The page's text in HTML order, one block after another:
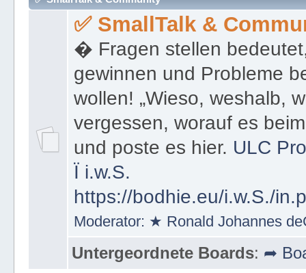
✅ SmallTalk & Community
✅ SmallTalk &
� Fragen stellen
gewinnen und Probleme
wollen! „Wieso, weshalb,
vergessen, worauf es
und poste es hier.
Ïi.w.S.
https://bodhie.eu/i.w.S./
Moderator:★ Ronald Johannes